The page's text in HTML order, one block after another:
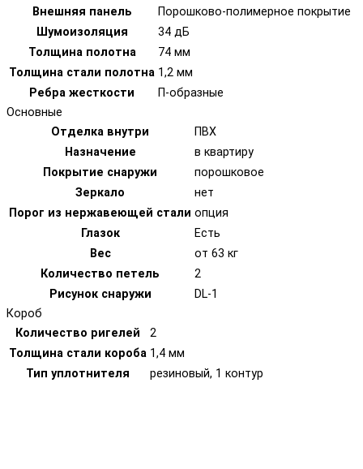
Внешняя панель
Порошково-полимерное покрытие
Шумоизоляция
34 дБ
Толщина полотна
74 мм
Толщина стали полотна 1,2 мм
Ребра жесткости
П-образные
Основные
Отделка внутри
ПВХ
Назначение
в квартиру
Покрытие снаружи
порошковое
Зеркало
нет
Порог из нержавеющей стали опция
Глазок
Есть
Вес
от 63 кг
Количество петель
2
Рисунок снаружи
DL-1
Короб
Количество ригелей
2
Толщина стали короба 1,4 мм
Тип уплотнителя
резиновый, 1 контур